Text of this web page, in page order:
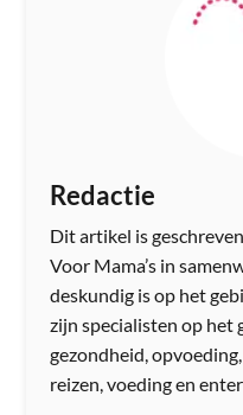
Redactie
Dit artikel is
Voor Mama’s in
deskundig is op het
zijn specialisten op het
gezondheid,
reizen, voeding en